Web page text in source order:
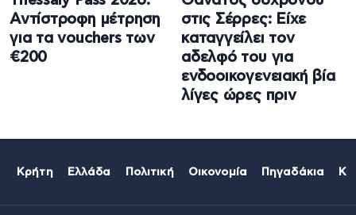
Αντίστροφη μέτρηση
για τα vouchers των
€200
στις Σέρρες: Είχε
καταγγείλει τον
αδελφό του για
ενδοοικογενειακή βία
λίγες ώρες πριν
Κρήτη Ελλάδα Πολιτική Οικονομία Πηγαδάκια